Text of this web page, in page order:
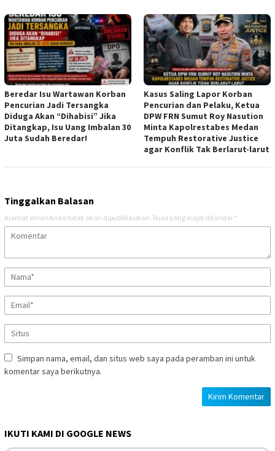
Beredar Isu Wartawan Korban
Pencurian Jadi Tersangka
Diduga Akan “Dihabisi” Jika
Ditangkap, Isu Uang Imbalan 30
Juta Sudah Beredar!
Kasus Saling Lapor Korban
Pencurian dan Pelaku, Ketua
DPW FRN Sumut Roy Nasution
Minta Kapolrestabes Medan
Tempuh Restorative Justice
agar Konflik Tak Berlarut-larut
Tinggalkan Balasan
Alamat email Anda tidak akan dipublikasikan. Ruas yang wajib ditandai *
Simpan nama, email, dan situs web saya pada peramban ini untuk
komentar saya berikutnya.
IKUTI KAMI DI GOOGLE NEWS